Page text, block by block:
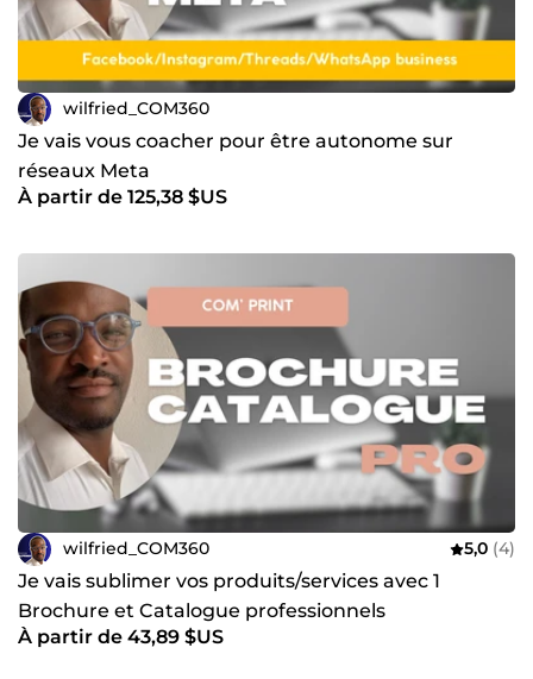
wilfried_COM360
Je vais vous coacher pour être autonome sur
réseaux Meta
À partir de 125,38 $US
wilfried_COM360 5,0 (4)
Je vais sublimer vos produits/services avec 1
Brochure et Catalogue professionnels
À partir de 43,89 $US